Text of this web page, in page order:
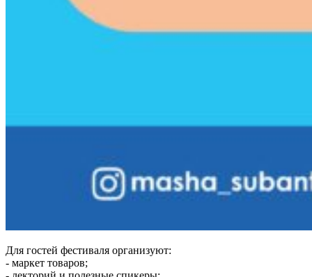
Для гостей фестиваля организуют:
- маркет товаров;